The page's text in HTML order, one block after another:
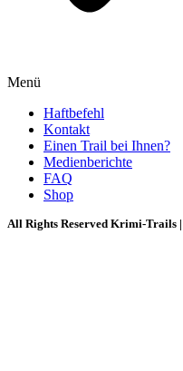
Menü
Haftbefehl
Kontakt
Einen Trail bei Ihnen?
Medienberichte
FAQ
Shop
All Rights Reserved Krimi-Trails |